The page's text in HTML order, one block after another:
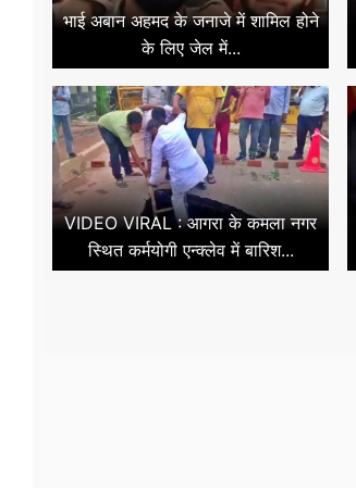
भाई अबान अहमद के जनाजे में शामिल होने
के लिए जेल में...
VIDEO VIRAL : आगरा के कमला नगर
स्थित कर्मयोगी एन्क्लेव में बारिश...